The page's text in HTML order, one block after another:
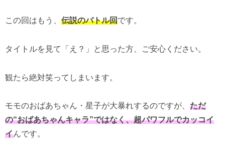
この回はもう、 伝説のバトル回です。
タイトルを見て「え？」と思った方、ご安心ください。
観たら絶対笑ってしまいます。
モモのおばあちゃん・星子が大暴れするのですが、 ただ
の“おばあちゃんキャラ”ではなく、超パワフルでカッコイ
イんです。